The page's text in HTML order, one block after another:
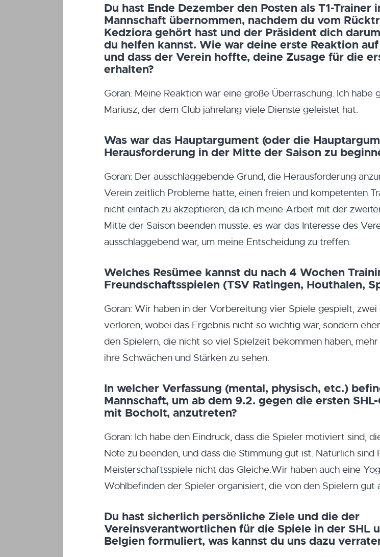
Du hast Ende Dezember den Posten als T1-Trainer
Mannschaft übernommen, nachdem du vom
Kedziora gehört hast und der Präsident dich
du helfen kannst. Wie war deine erste Reaktion
und dass der Verein hoffte, deine Zusage für die
erhalten?
Goran: Meine Reaktion war eine große Überraschung. Ich habe
Mariusz, der dem Club jahrelang viele Dienste geleistet hat.
Was war das Hauptargument (oder die
Herausforderung in der Mitte der Saison zu
Goran: Der ausschlaggebende Grund, die Herausforderung
Verein zeitlich Probleme hatte, einen freien und kompetenten
nicht einfach zu akzeptieren, da ich meine Arbeit mit der
Mitte der Saison beenden musste. es war das Interesse des
ausschlaggebend war, um meine Entscheidung zu treffen.
Welches Resümee kannst du nach 4 Wochen
Freundschaftsspielen (TSV Ratingen, Houthalen,
Goran: Wir haben in der Vorbereitung vier Spiele gespielt,
verloren, wobei das Ergebnis nicht so wichtig war, sondern
den Spielern, die nicht so viel Spielzeit bekommen haben,
ihre Schwächen und Stärken zu sehen.
In welcher Verfassung (mental, physisch, etc.)
Mannschaft, um ab dem 9.2. gegen die ersten
mit Bocholt, anzutreten?
Goran: Ich habe den Eindruck, dass die Spieler motiviert sind,
Note zu beenden, und dass die Stimmung gut ist. Natürlich sind
Meisterschaftsspiele nicht das Gleiche.Wir haben auch eine
Wohlbefinden der Spieler organisiert, die von den Spielern gut
Du hast sicherlich persönliche Ziele und die der
Vereinsverantwortlichen für die Spiele in der SHL
Belgien formuliert, was kannst du uns dazu